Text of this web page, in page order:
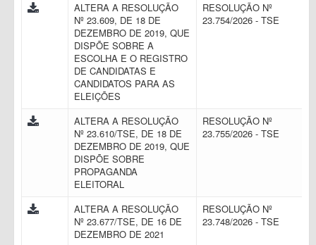
ALTERA A RESOLUÇÃO
Nº 23.609, DE 18 DE
DEZEMBRO DE 2019, QUE
DISPÕE SOBRE A
ESCOLHA E O REGISTRO
DE CANDIDATAS E
CANDIDATOS PARA AS
ELEIÇÕES
RESOLUÇÃO Nº
23.754/2026 - TSE
ALTERA A RESOLUÇÃO
Nº 23.610/TSE, DE 18 DE
DEZEMBRO DE 2019, QUE
DISPÕE SOBRE
PROPAGANDA
ELEITORAL
RESOLUÇÃO Nº
23.755/2026 - TSE
ALTERA A RESOLUÇÃO
Nº 23.677/TSE, DE 16 DE
DEZEMBRO DE 2021
RESOLUÇÃO Nº
23.748/2026 - TSE